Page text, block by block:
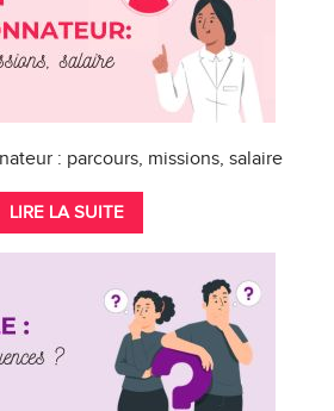
: parcours, missions, salaire
LIRE LA SUITE